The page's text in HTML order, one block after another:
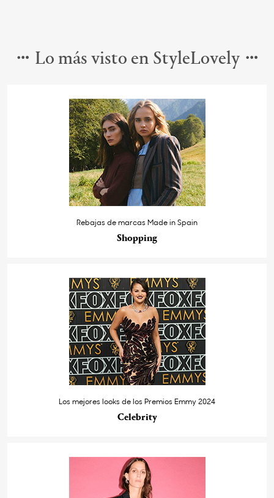
Lo más visto en StyleLovely
Rebajas de marcas Made in Spain
Shopping
Los mejores looks de los Premios Emmy 2024
Celebrity